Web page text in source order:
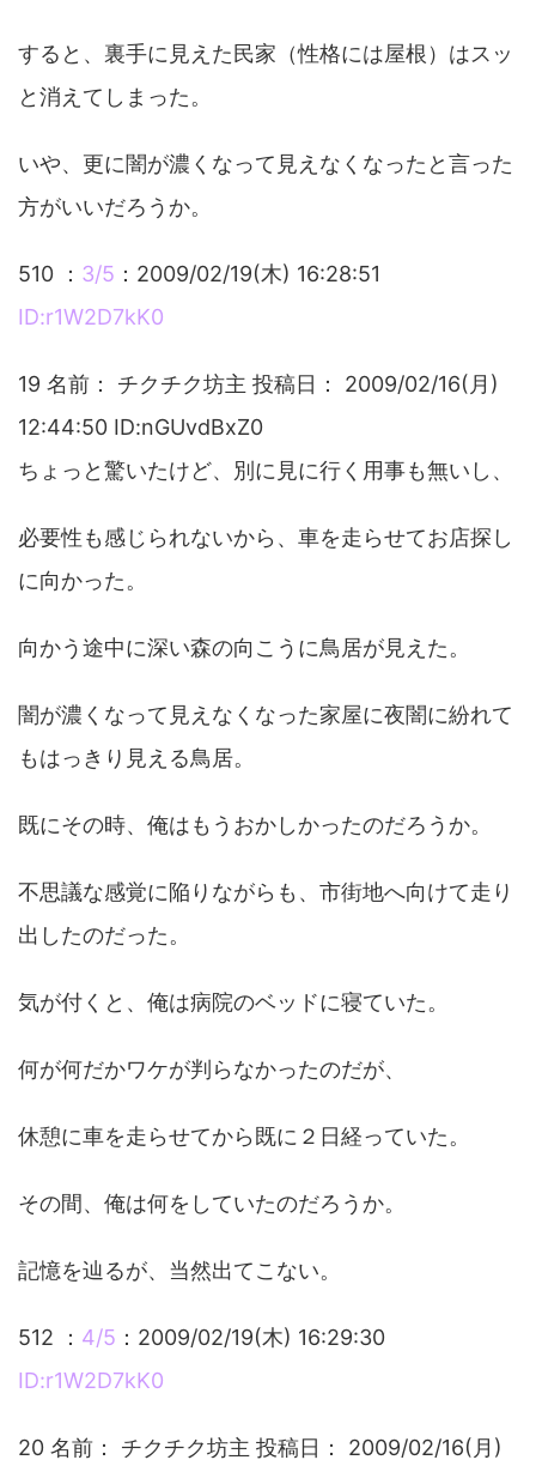
すると、裏手に見えた民家（性格には屋根）はスッ
と消えてしまった。
いや、更に闇が濃くなって見えなくなったと言った
方がいいだろうか。
510 ： 3/5 ：2009/02/19(木) 16:28:51
ID:r1W2D7kK0
19 名前： チクチク坊主 投稿日： 2009/02/16(月)
12:44:50 ID:nGUvdBxZ0
ちょっと驚いたけど、別に見に行く用事も無いし、
必要性も感じられないから、車を走らせてお店探し
に向かった。
向かう途中に深い森の向こうに鳥居が見えた。
闇が濃くなって見えなくなった家屋に夜闇に紛れて
もはっきり見える鳥居。
既にその時、俺はもうおかしかったのだろうか。
不思議な感覚に陥りながらも、市街地へ向けて走り
出したのだった。
気が付くと、俺は病院のベッドに寝ていた。
何が何だかワケが判らなかったのだが、
休憩に車を走らせてから既に２日経っていた。
その間、俺は何をしていたのだろうか。
記憶を辿るが、当然出てこない。
512 ： 4/5 ：2009/02/19(木) 16:29:30
ID:r1W2D7kK0
20 名前： チクチク坊主 投稿日： 2009/02/16(月)